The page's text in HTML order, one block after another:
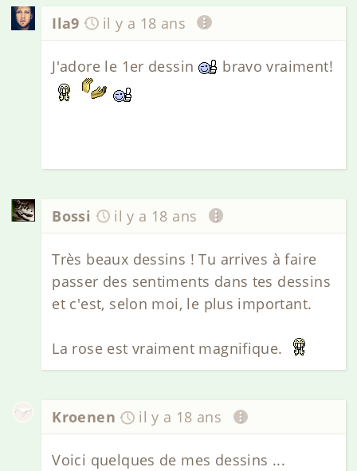
Ila9 il y a 18 ans
J'adore le 1er dessin bravo vraiment!
Bossi il y a 18 ans
Très beaux dessins ! Tu arrives à faire
passer des sentiments dans tes dessins
et c'est, selon moi, le plus important.
La rose est vraiment magnifique.
Kroenen il y a 18 ans
Voici quelques de mes dessins ...